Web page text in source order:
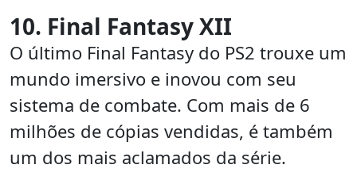
10. Final Fantasy XII
O último Final Fantasy do PS2 trouxe um
mundo imersivo e inovou com seu
sistema de combate. Com mais de 6
milhões de cópias vendidas, é também
um dos mais aclamados da série.